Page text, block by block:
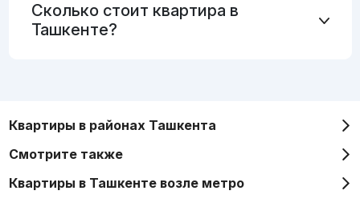
Сколько стоит квартира в
Ташкенте?
Квартиры в районах Ташкента
Смотрите также
Квартиры в Ташкенте возле метро